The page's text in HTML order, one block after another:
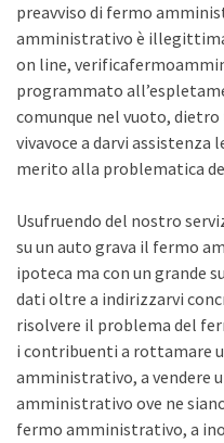
preavviso di fermo
amministrativo è illegittima
on line,
programmato
comunque nel vuoto,
vivavoce a darvi assistenza
merito alla problematica
Usufruendo del nostro
su un auto grava il fermo
ipoteca ma con un grande
dati oltre a indirizzarvi
risolvere il problema del
i contribuenti a rottamare
amministrativo, a vendere
amministrativo ove ne
fermo amministrativo, a